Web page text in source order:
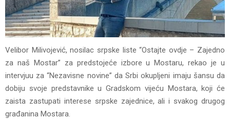
Velibor Milivojević, nosilac srpske liste “Ostajte ovdje – Zajedno
za naš Mostar” za predstojeće izbore u Mostaru, rekao je u
intervjuu za “Nezavisne novine” da Srbi okupljeni imaju šansu da
dobiju svoje predstavnike u Gradskom vijeću Mostara, koji će
zaista zastupati interese srpske zajednice, ali i svakog drugog
građanina Mostara.